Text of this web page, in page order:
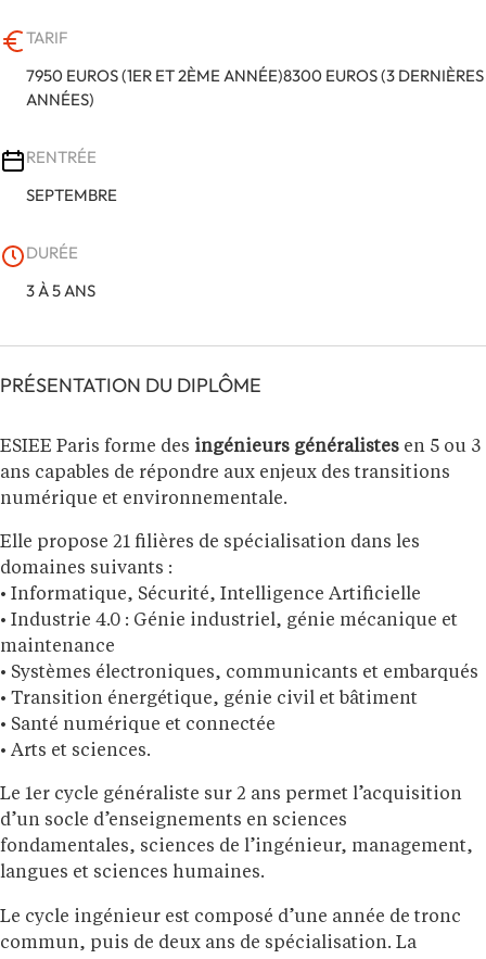
TARIF
7950 EUROS (1ER ET 2ÈME ANNÉE)8300 EUROS (3 DERNIÈRES
ANNÉES)
RENTRÉE
SEPTEMBRE
DURÉE
3 À 5 ANS
PRÉSENTATION DU DIPLÔME
ESIEE Paris forme des ingénieurs généralistes en 5 ou 3
ans capables de répondre aux enjeux des transitions
numérique et environnementale.
Elle propose 21 filières de spécialisation dans les
domaines suivants :
• Informatique, Sécurité, Intelligence Artificielle
• Industrie 4.0 : Génie industriel, génie mécanique et
maintenance
• Systèmes électroniques, communicants et embarqués
• Transition énergétique, génie civil et bâtiment
• Santé numérique et connectée
• Arts et sciences.
Le 1er cycle généraliste sur 2 ans permet l’acquisition
d’un socle d’enseignements en sciences
fondamentales, sciences de l’ingénieur, management,
langues et sciences humaines.
Le cycle ingénieur est composé d’une année de tronc
commun, puis de deux ans de spécialisation. La